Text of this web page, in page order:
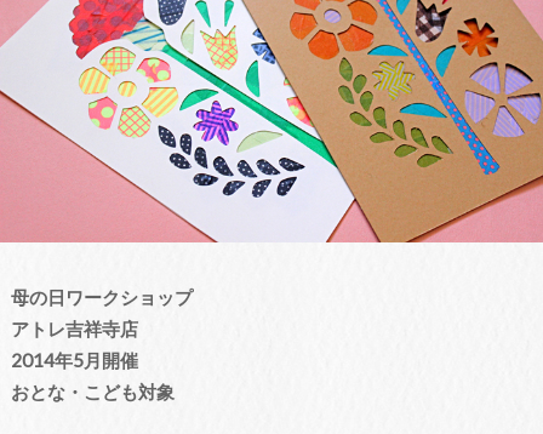
母の日ワークショップ
アトレ吉祥寺店
2014年5月開催
おとな・こども対象